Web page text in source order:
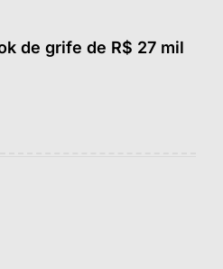
de grife de R$ 27 mil